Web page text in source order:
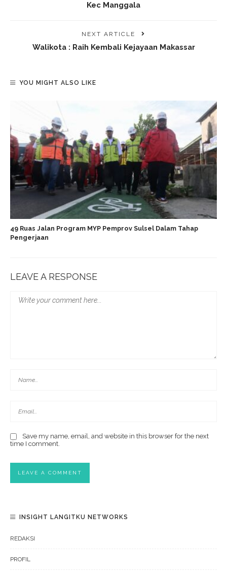
Kec Manggala
NEXT ARTICLE
Walikota : Raih Kembali Kejayaan Makassar
YOU MIGHT ALSO LIKE
49 Ruas Jalan Program MYP Pemprov Sulsel Dalam Tahap
Pengerjaan
LEAVE A RESPONSE
Save my name, email, and website in this browser for the next
time I comment.
INSIGHT LANGITKU NETWORKS
REDAKSI
PROFIL